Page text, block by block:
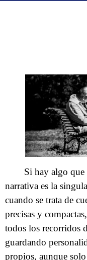
Si hay algo que
narrativa es la
cuando se trata de
precisas y
todos los recorridos
guardando
propios, aunque solo